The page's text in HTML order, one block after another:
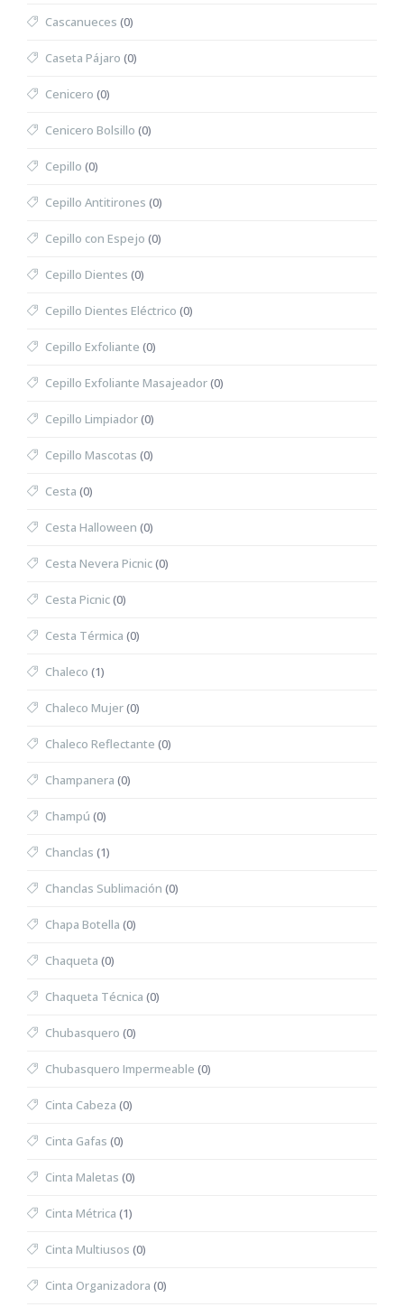
Cascanueces (0)
Caseta Pájaro (0)
Cenicero (0)
Cenicero Bolsillo (0)
Cepillo (0)
Cepillo Antitirones (0)
Cepillo con Espejo (0)
Cepillo Dientes (0)
Cepillo Dientes Eléctrico (0)
Cepillo Exfoliante (0)
Cepillo Exfoliante Masajeador(0)
Cepillo Limpiador(0)
Cepillo Mascotas (0)
Cesta (0)
Cesta Halloween (0)
Cesta Nevera Picnic(0)
Cesta Picnic(0)
Cesta Térmica (0)
Chaleco (1)
Chaleco Mujer(0)
Chaleco Reflectante (0)
Champanera (0)
Champú (0)
Chanclas (1)
Chanclas Sublimación (0)
Chapa Botella (0)
Chaqueta (0)
Chaqueta Técnica (0)
Chubasquero (0)
Chubasquero Impermeable (0)
Cinta Cabeza (0)
Cinta Gafas (0)
Cinta Maletas (0)
Cinta Métrica (1)
Cinta Multiusos (0)
Cinta Organizadora (0)